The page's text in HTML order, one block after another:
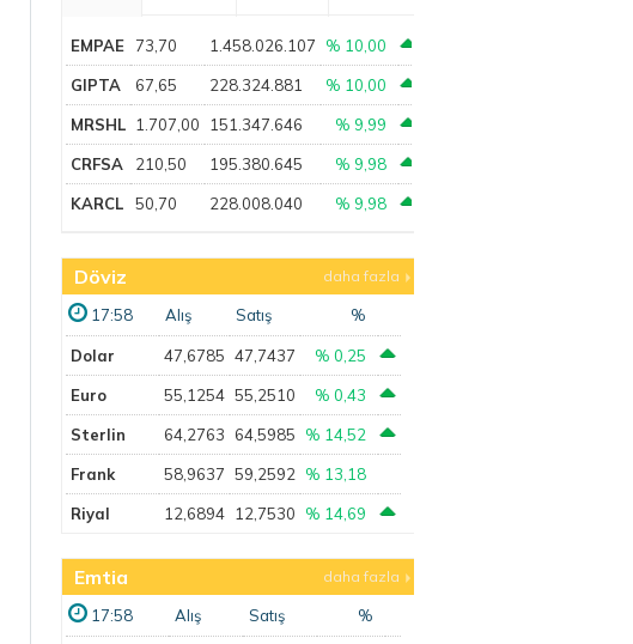
EMPAE 73,70 1.458.026.107 % 10,00
GIPTA 67,65 228.324.881 % 10,00
MRSHL 1.707,00 151.347.646 % 9,99
CRFSA 210,50 195.380.645 % 9,98
KARCL 50,70 228.008.040 % 9,98
Döviz daha fazla
17:58 Alış Satış %
Dolar 47,6785 47,7437 % 0,25
Euro 55,1254 55,2510 % 0,43
Sterlin 64,2763 64,5985 % 14,52
Frank 58,9637 59,2592 % 13,18
Riyal 12,6894 12,7530 % 14,69
Emtia daha fazla
17:58 Alış Satış %